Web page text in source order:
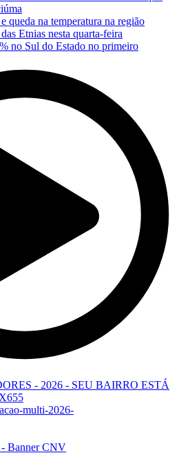
queda na temperatura na região
Etnias nesta quarta-feira
no Sul do Estado no primeiro